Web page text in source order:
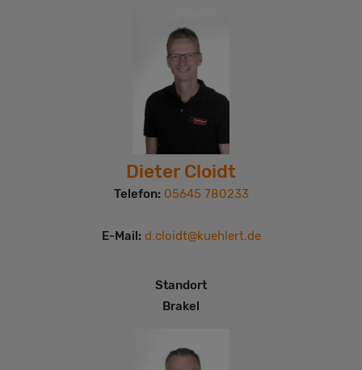
Dieter Cloidt
Telefon: 05645 780233
E-Mail: d.cloidt@kuehlert.de
Standort
Brakel